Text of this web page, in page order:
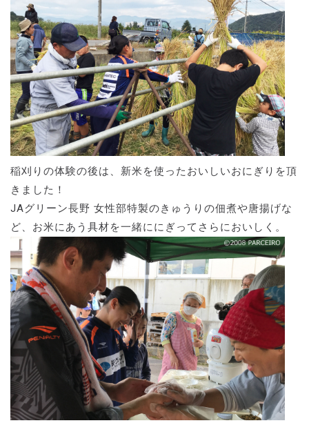
稲刈りの体験の後は、新米を使ったおいしいおにぎりを頂
きました！
JAグリーン長野 女性部特製のきゅうりの佃煮や唐揚げな
ど、お米にあう具材を一緒ににぎってさらにおいしく。